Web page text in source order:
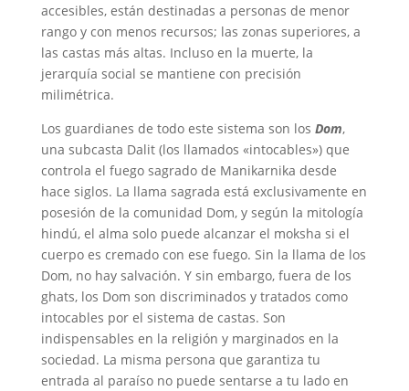
accesibles, están destinadas a personas de menor
rango y con menos recursos; las zonas superiores, a
las castas más altas. Incluso en la muerte, la
jerarquía social se mantiene con precisión
milimétrica.
Los guardianes de todo este sistema son los Dom,
una subcasta Dalit (los llamados «intocables») que
controla el fuego sagrado de Manikarnika desde
hace siglos. La llama sagrada está exclusivamente en
posesión de la comunidad Dom, y según la mitología
hindú, el alma solo puede alcanzar el moksha si el
cuerpo es cremado con ese fuego. Sin la llama de los
Dom, no hay salvación. Y sin embargo, fuera de los
ghats, los Dom son discriminados y tratados como
intocables por el sistema de castas. Son
indispensables en la religión y marginados en la
sociedad. La misma persona que garantiza tu
entrada al paraíso no puede sentarse a tu lado en